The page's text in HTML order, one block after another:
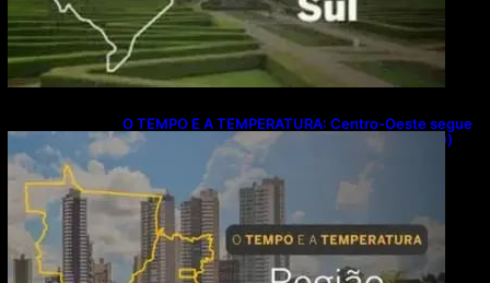
O TEMPO E A TEMPERATURA: Centro-Oeste segue
com calor e baixa umidade na segunda-feira (10)